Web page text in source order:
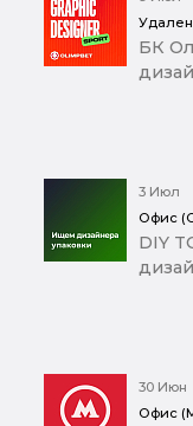
БК
3 Июл
Офис
DIY
30 Июн
Офис